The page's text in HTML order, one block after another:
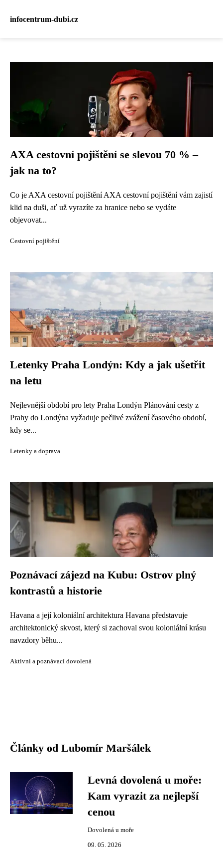
infocentrum-dubi.cz
AXA cestovní pojištění se slevou 70 % –
jak na to?
Co je AXA cestovní pojištění AXA cestovní pojištění vám zajistí
klid na duši, ať už vyrazíte za hranice nebo se vydáte
objevovat...
Cestovní pojištění
Letenky Praha Londýn: Kdy a jak ušetřit
na letu
Nejlevnější období pro lety Praha Londýn Plánování cesty z
Prahy do Londýna vyžaduje pečlivé zvážení časového období,
kdy se...
Letenky a doprava
Poznávací zájezd na Kubu: Ostrov plný
kontrastů a historie
Havana a její koloniální architektura Havana představuje
architektonický skvost, který si zachoval svou koloniální krásu
navzdory běhu...
Aktivní a poznávací dovolená
Články od Lubomír Maršálek
Levná dovolená u moře:
Kam vyrazit za nejlepší
cenou
Dovolená u moře
09. 05. 2026